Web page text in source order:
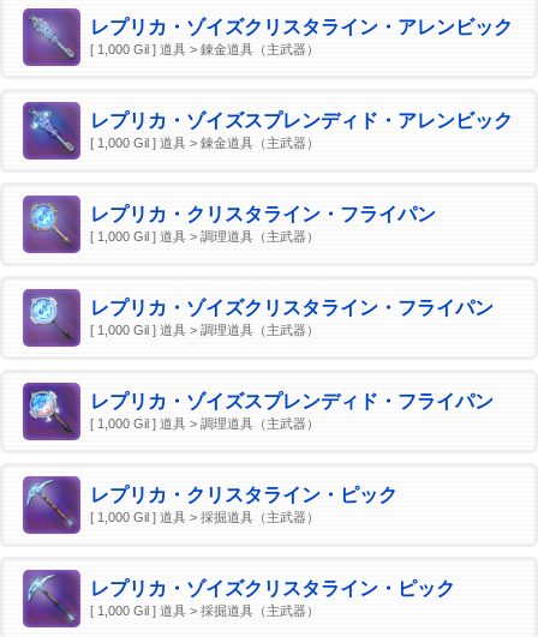
レプリカ・ゾイズクリスタライン・アレンビック
[ 1,000 Gil ] 道具 > 錬金道具（主武器）
レプリカ・ゾイズスプレンディド・アレンビック
[ 1,000 Gil ] 道具 > 錬金道具（主武器）
レプリカ・クリスタライン・フライパン
[ 1,000 Gil ] 道具 > 調理道具（主武器）
レプリカ・ゾイズクリスタライン・フライパン
[ 1,000 Gil ] 道具 > 調理道具（主武器）
レプリカ・ゾイズスプレンディド・フライパン
[ 1,000 Gil ] 道具 > 調理道具（主武器）
レプリカ・クリスタライン・ピック
[ 1,000 Gil ] 道具 > 採掘道具（主武器）
レプリカ・ゾイズクリスタライン・ピック
[ 1,000 Gil ] 道具 > 採掘道具（主武器）